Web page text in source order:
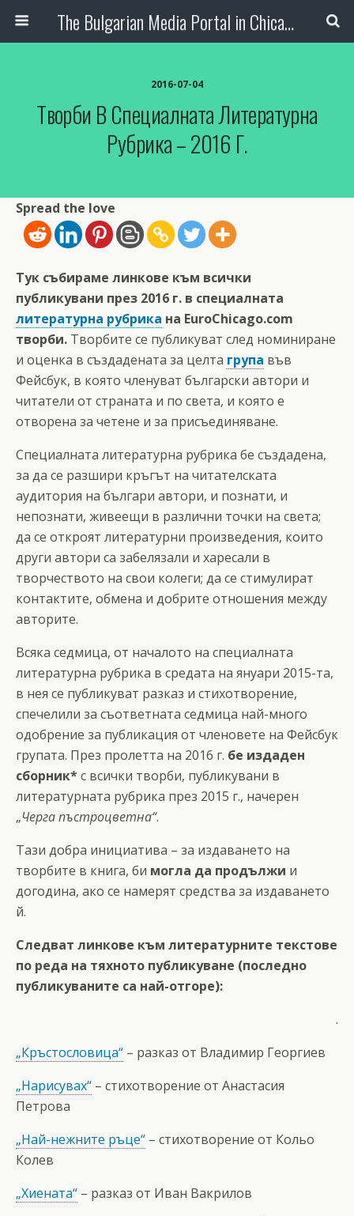
The Bulgarian Media Portal in Chicago
2016-07-04
Творби В Специалната Литературна
Рубрика – 2016 Г.
Spread the love
Тук събираме линкове към всички
публикувани през 2016 г. в специалната
литературна рубрика на EuroChicago.com
творби. Творбите се публикуват след номиниране
и оценка в създадената за целта група във
Фейсбук, в която членуват български автори и
читатели от страната и по света, и която е
отворена за четене и за присъединяване.
Специалната литературна рубрика бе създадена,
за да се разшири кръгът на читателската
аудитория на българи автори, и познати, и
непознати, живеещи в различни точки на света;
да се откроят литературни произведения, които
други автори са забелязали и харесали в
творчеството на свои колеги; да се стимулират
контактите, обмена и добрите отношения между
авторите.
Всяка седмица, от началото на специалната
литературна рубрика в средата на януари 2015-та,
в нея се публикуват разказ и стихотворение,
спечелили за съответната седмица най-много
одобрение за публикация от членовете на Фейсбук
групата. През пролетта на 2016 г. бе издаден
сборник*с всички творби, публикувани в
литературната рубрика през 2015 г., начерен
„Черга пъстроцветна“.
Тази добра инициатива – за издаването на
творбите в книга, би могла да продължи и
догодина, ако се намерят средства за издаването
й.
Следват линкове към литературните текстове
по реда на тяхното публикуване (последно
публикуваните са най-отгоре):
.
„Кръстословица“ – разказ от Владимир Георгиев
„Нарисувах“ – стихотворение от Анастасия
Петрова
„Най-нежните ръце“ – стихотворение от Кольо
Колев
„Хиената“ – разказ от Иван Вакрилов